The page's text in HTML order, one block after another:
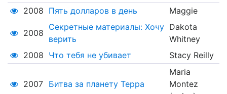
2008 Пять долларов в день Maggie
2008
Секретные материалы: Хочу
верить
Dakota
Whitney
2008 Что тебя не убивает Stacy Reilly
2007 Битва за планету Терра
Maria
Montez